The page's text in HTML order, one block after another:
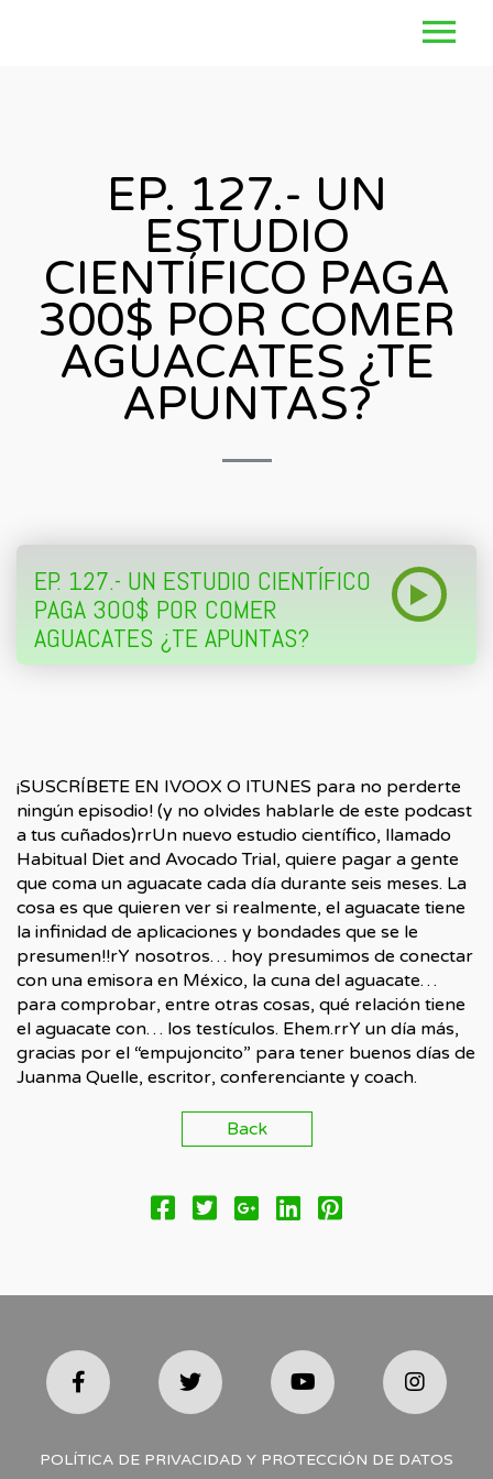
EP. 127.- UN
ESTUDIO
CIENTÍFICO PAGA
300$ POR COMER
AGUACATES ¿TE
APUNTAS?
EP. 127.- UN ESTUDIO CIENTÍFICO
PAGA 300$ POR COMER
AGUACATES ¿TE APUNTAS?
¡SUSCRÍBETE EN IVOOX O ITUNES para no perderte
ningún episodio! (y no olvides hablarle de este podcast
a tus cuñados)rrUn nuevo estudio científico, llamado
Habitual Diet and Avocado Trial, quiere pagar a gente
que coma un aguacate cada día durante seis meses. La
cosa es que quieren ver si realmente, el aguacate tiene
la infinidad de aplicaciones y bondades que se le
presumen!!rY nosotros… hoy presumimos de conectar
con una emisora en México, la cuna del aguacate…
para comprobar, entre otras cosas, qué relación tiene
el aguacate con… los testículos. Ehem.rrY un día más,
gracias por el “empujoncito” para tener buenos días de
Juanma Quelle, escritor, conferenciante y coach.
Back
POLÍTICA DE PRIVACIDAD Y PROTECCIÓN DE DATOS